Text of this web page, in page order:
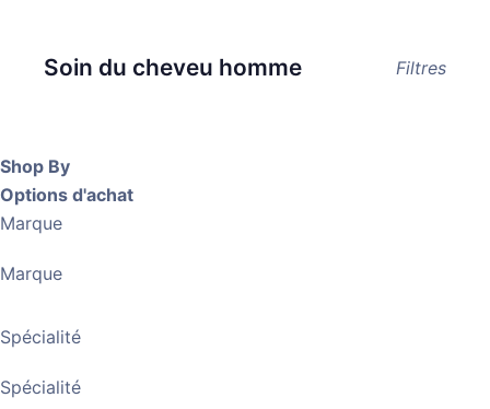
Soin du cheveu homme Filtres
Shop By
Options d'achat
Marque
Marque
Spécialité
Spécialité